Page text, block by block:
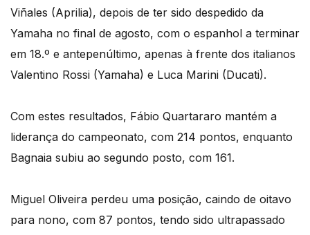
Viñales (Aprilia), depois de ter sido despedido da
Yamaha no final de agosto, com o espanhol a terminar
em 18.º e antepenúltimo, apenas à frente dos italianos
Valentino Rossi (Yamaha) e Luca Marini (Ducati).
Com estes resultados, Fábio Quartararo mantém a
liderança do campeonato, com 214 pontos, enquanto
Bagnaia subiu ao segundo posto, com 161.
Miguel Oliveira perdeu uma posição, caindo de oitavo
para nono, com 87 pontos, tendo sido ultrapassado